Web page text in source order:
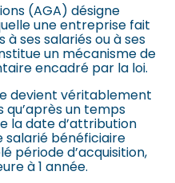
(AGA) désigne
une entreprise fait
ses salariés ou à ses
un mécanisme de
encadré par la loi.
devient véritablement
un temps
la date d’attribution
salarié bénéficiaire
période d’acquisition,
à 1 année.